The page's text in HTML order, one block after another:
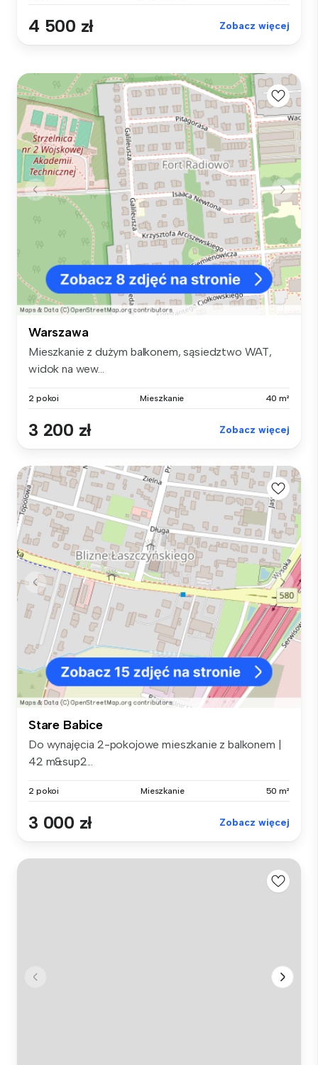
4 500 zł Zobacz więcej
Warszawa
Mieszkanie z dużym balkonem, sąsiedztwo WAT,
widok na wew...
2 pokoi Mieszkanie 40 m²
3 200 zł Zobacz więcej
Stare Babice
Do wynajęcia 2-pokojowe mieszkanie z balkonem |
42 m&sup2...
2 pokoi Mieszkanie 50 m²
3 000 zł Zobacz więcej